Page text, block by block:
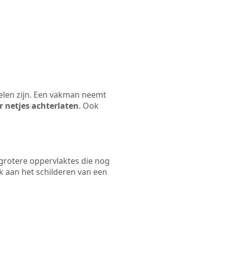
zijn. Een vakman neemt
netjes achterlaten. Ook
oppervlaktes die nog
het schilderen van een